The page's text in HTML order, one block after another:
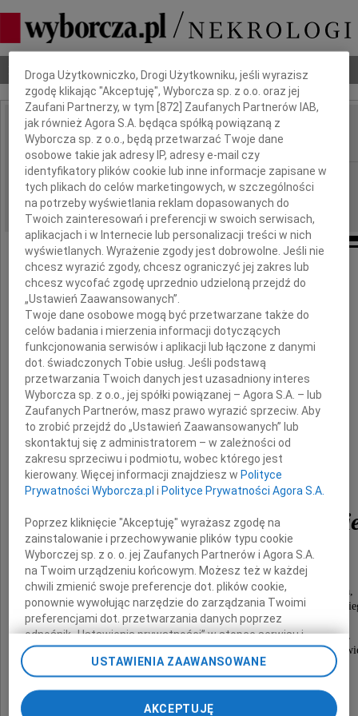
Nekrologi Odeszli Poradnik pogrzebowy
IMIĘ I NAZWISKO: Jerzy Adam Vetulani
REGION: Kraków, Łódź
DATA EMISJI: 10.04.2017
Z głębokim żalem i smutkiem
przyjęliśmy wiadomość o śmierci
Profesora
Jerzego Adama
W osobie Pana Profesora
straciliśmy wybitnego polskiego neurobiologa,
biochemika, specjalistę w zakresie funkcjonowania
Wyjątkowego Człowieka o otwartym umyśle,
życzliwego dla ludzi, dzielącego się chętnie swoją
Łączymy się w bólu
i składamy wyrazy głębokiego współczucia
Dbamy o Twoją prywatność
Droga Użytkowniczko, Drogi Użytkowniku, jeśli wyrazisz
zgodę klikając "Akceptuję", Wyborcza sp. z o.o. oraz jej
Zaufani Partnerzy, w tym [872 ] Zaufanych Partnerów IAB,
jak również Agora S.A. będąca spółką powiązaną z
Wyborcza sp. z o.o., będą przetwarzać Twoje dane
osobowe takie jak adresy IP, adresy e-mail czy
identyfikatory plików cookie lub inne informacje zapisane w
tych plikach do celów marketingowych, w szczególności
na potrzeby wyświetlania reklam dopasowanych do
Twoich zainteresowań i preferencji w swoich serwisach,
aplikacjach i w Internecie lub personalizacji treści w nich
wyświetlanych. Wyrażenie zgody jest dobrowolne. Jeśli nie
chcesz wyrazić zgody, chcesz ograniczyć jej zakres lub
chcesz wycofać zgodę uprzednio udzieloną przejdź do
„Ustawień Zaawansowanych”.
Twoje dane osobowe mogą być przetwarzane także do
celów badania i mierzenia informacji dotyczących
funkcjonowania serwisów i aplikacji lub łączone z danymi
dot. świadczonych Tobie usług. Jeśli podstawą
przetwarzania Twoich danych jest uzasadniony interes
Wyborcza sp. z o.o., jej spółki powiązanej – Agora S.A. – lub
Zaufanych Partnerów, masz prawo wyrazić sprzeciw. Aby
to zrobić przejdź do „Ustawień Zaawansowanych” lub
skontaktuj się z administratorem – w zależności od
zakresu sprzeciwu i podmiotu, wobec którego jest
kierowany. Więcej informacji znajdziesz w Polityce
Prywatności Wyborcza.pl i Polityce Prywatności Agora S.A.
Poprzez kliknięcie "Akceptuję" wyrażasz zgodę na
zainstalowanie i przechowywanie plików typu cookie
Wyborczej sp. z o. o. jej Zaufanych Partnerów i Agora S.A.
na Twoim urządzeniu końcowym. Możesz też w każdej
chwili zmienić swoje preferencje dot. plików cookie,
ponownie wywołując narzędzie do zarządzania Twoimi
preferencjami dot. przetwarzania danych poprzez
odnośnik „Ustawienia prywatności” w stopce serwisu i
przechodząc do sekcji „Ustawienia zaawansowane”.
Zmiana ustawień plików cookie możliwa jest także za
USTAWIENIA ZAAWANSOWANE
AKCEPTUJĘ